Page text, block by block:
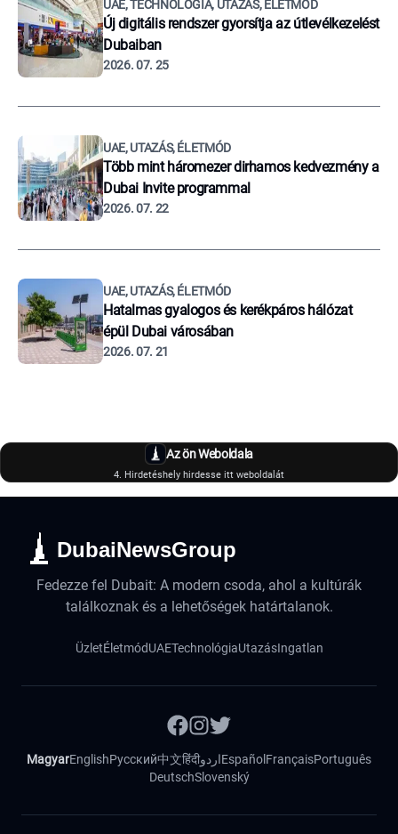
UAE, TECHNOLÓGIA, UTAZÁS, ÉLETMÓD
Új digitális rendszer gyorsítja az útlevélkezelést
Dubaiban
2026. 07. 25
UAE, UTAZÁS, ÉLETMÓD
Több mint háromezer dirhamos kedvezmény a
Dubai Invite programmal
2026. 07. 22
UAE, UTAZÁS, ÉLETMÓD
Hatalmas gyalogos és kerékpáros hálózat
épül Dubai városában
2026. 07. 21
Az ön Weboldala
4. Hirdetéshely hirdesse itt weboldalát
DubaiNewsGroup
Fedezze fel Dubait: A modern csoda, ahol a kultúrák
találkoznak és a lehetőségek határtalanok.
ÜzletÉletmódUAETechnológiaUtazásIngatlan
MagyarEnglishРусский中文हिंदीاردوEspañol FrançaisPortuguês
DeutschSlovenský